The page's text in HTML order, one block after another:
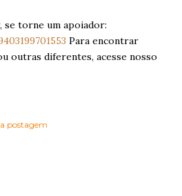
se torne um apoiador:
Para encontrar
outras diferentes, acesse nosso
postagem